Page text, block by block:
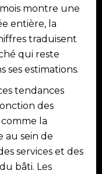
montre une
entière, la
traduisent
qui reste
ses estimations.
tendances
des
la
au sein de
services et des
bâti. Les